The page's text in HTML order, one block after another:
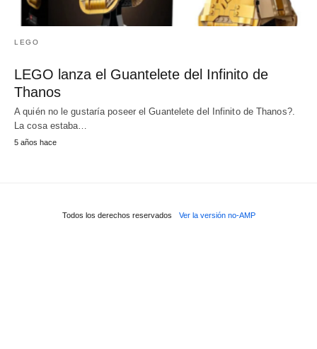
LEGO
LEGO lanza el Guantelete del Infinito de
Thanos
A quién no le gustaría poseer el Guantelete del Infinito de Thanos?.
La cosa estaba…
5 años hace
Todos los derechos reservados Ver la versión no-AMP